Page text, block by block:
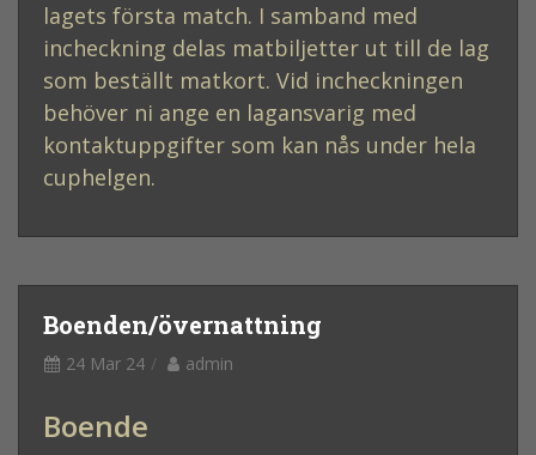
lagets första match. I samband med
incheckning delas matbiljetter ut till de lag
som beställt matkort. Vid incheckningen
behöver ni ange en lagansvarig med
kontaktuppgifter som kan nås under hela
cuphelgen.
Boenden/övernattning
24 Mar 24 admin
Boende